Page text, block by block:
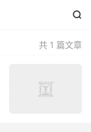

共 1 篇文章